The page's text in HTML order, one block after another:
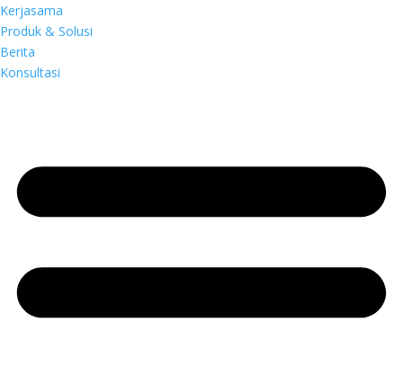
Kerjasama
Produk & Solusi
Berita
Konsultasi